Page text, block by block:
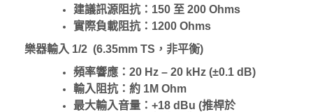
建議訊源阻抗：150 至 200 Ohms
實際負載阻抗：1200 Ohms
樂器輸入 1/2 (6.35mm TS，非平衡)
頻率響應：20 Hz – 20 kHz (±0.1 dB)
輸入阻抗：約 1M Ohm
最大輸入音量：+18 dBu (推桿於